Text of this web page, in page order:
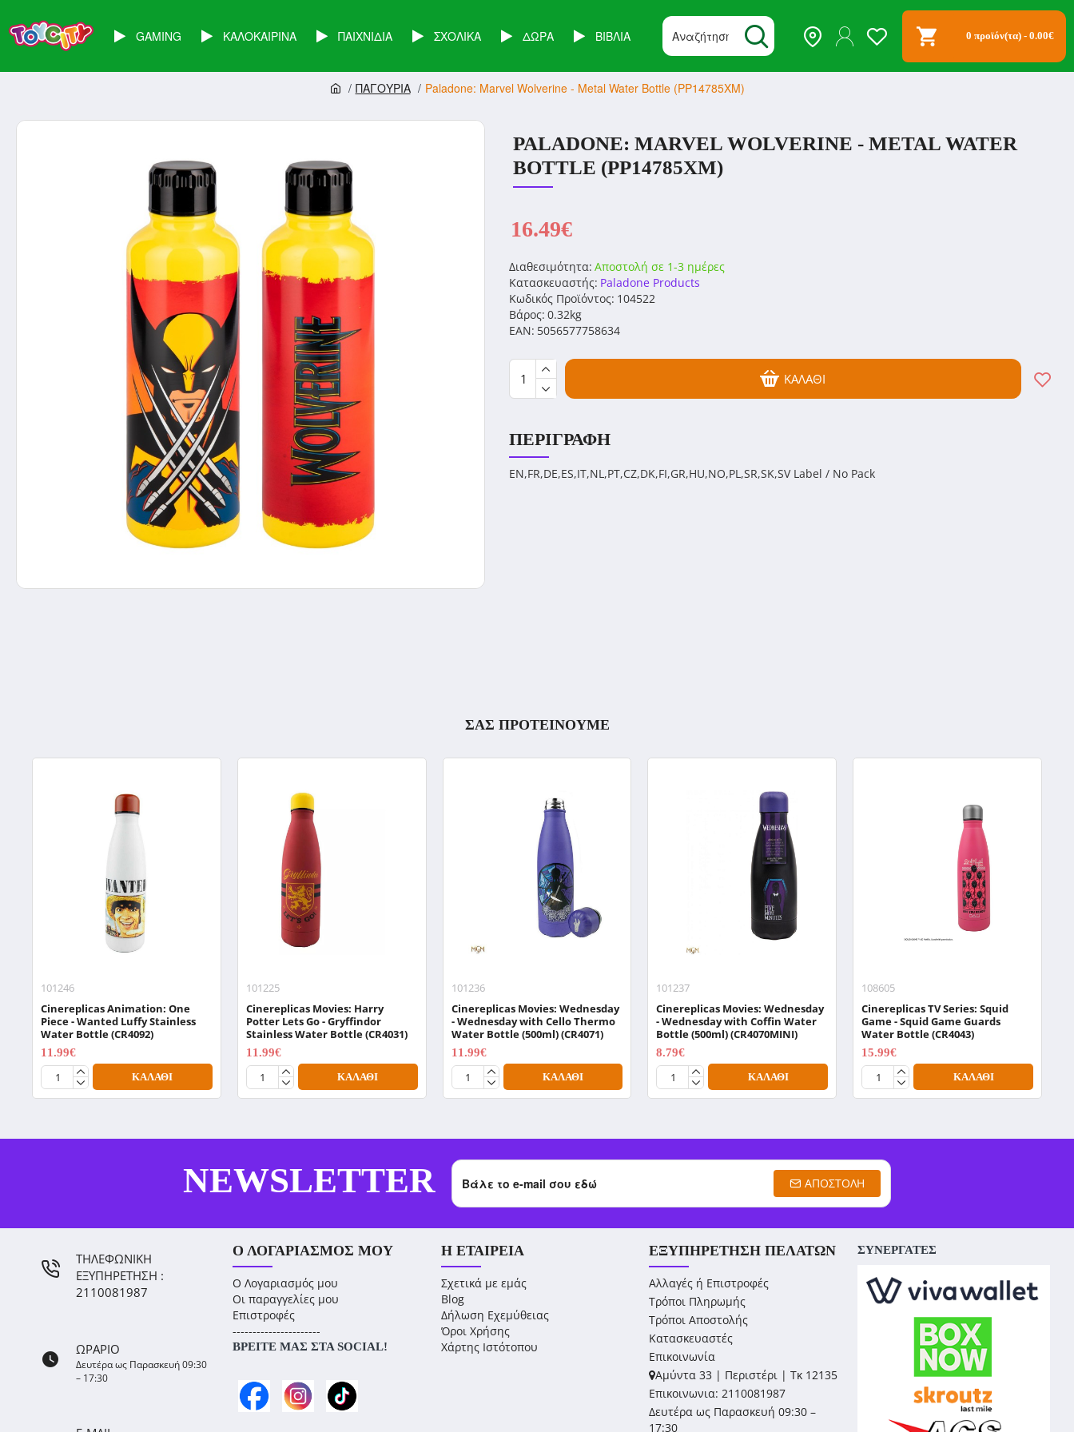
GAMING ΚΑΛΟΚΑΙΡΙΝΑ ΠΑΙΧΝΙΔΙΑ ΣΧΟΛΙΚΑ ΔΩΡΑ ΒΙΒΛΙΑ 0 προϊόν(τα) - 0.00€
ΠΑΓΟΥΡΙΑ Paladone: Marvel Wolverine - Metal Water Bottle (PP14785XM)
PALADONE: MARVEL WOLVERINE - METAL WATER
BOTTLE (PP14785XM)
Διαθεσιμότητα: Αποστολή σε 1-3 ημέρες
Κατασκευαστής: Paladone Products
Κωδικός Προϊόντος: 104522
Βάρος: 0.32kg
EAN: 5056577758634
16.49€
ΚΑΛΆΘΙ
ΠΕΡΙΓΡΑΦΉ
EN,FR,DE,ES,IT,NL,PT,CZ,DK,FI,GR,HU,NO,PL,SR,SK,SV Label / No Pack
ΣΑΣ ΠΡΟΤΕΙΝΟΥΜΕ
101246
Cinereplicas Animation: One
Piece - Wanted Luffy Stainless
Water Bottle (CR4092)
11.99€
ΚΑΛΆΘΙ
101225
Cinereplicas Movies: Harry
Potter Lets Go - Gryffindor
Stainless Water Bottle (CR4031)
11.99€
ΚΑΛΆΘΙ
101236
Cinereplicas Movies: Wednesday
- Wednesday with Cello Thermo
Water Bottle (500ml) (CR4071)
11.99€
ΚΑΛΆΘΙ
101237
Cinereplicas Movies: Wednesday
- Wednesday with Coffin Water
Bottle (500ml) (CR4070MINI)
8.79€
ΚΑΛΆΘΙ
108605
Cinereplicas TV Series: Squid
Game - Squid Game Guards
Water Bottle (CR4043)
15.99€
ΚΑΛΆΘΙ
NEWSLETTER ΑΠΟΣΤΟΛΉ
ΤΗΛΕΦΩΝΙΚΗ
ΕΞΥΠΗΡΕΤΗΣΗ :
2110081987
ΩΡΑΡΙΟ
Δευτέρα ως Παρασκευή 09:30
– 17:30
Ο ΛΟΓΑΡΙΑΣΜΌΣ ΜΟΥ
Ο Λογαριασμός μου
Οι παραγγελίες μου
Επιστροφές
----------------------
ΒΡΕΊΤΕ ΜΑΣ ΣΤΑ SOCIAL!
Η ΕΤΑΙΡΕΊΑ
Σχετικά με εμάς
Blog
Δήλωση Εχεμύθειας
Όροι Χρήσης
Χάρτης Ιστότοπου
ΕΞΥΠΗΡΈΤΗΣΗ ΠΕΛΑΤΏΝ
Αλλαγές ή Επιστροφές
Τρόποι Πληρωμής
Τρόποι Αποστολής
Κατασκευαστές
Επικοινωνία
Αμύντα 33 | Περιστέρι | Τκ 12135
Επικοινωνια: 2110081987
Δευτέρα ως Παρασκευή 09:30 –
17:30
ΣΥΝΕΡΓΑΤΕΣ